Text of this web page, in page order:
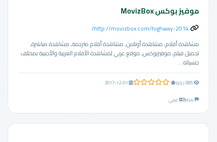
موفيز بوكس MovizBox
http://movizbox.com/highway-2014/
مشاهدة أفلام, مشاهدة أونلاين, مشاهدة أفلام مترجمة, مشاهدة مباشرة,
تحميل فيلم, موفيزبوكس, موقع عربي لمشاهدة الأفلام العربية والأجنبية بمختلف
جنسياته ...
0.0 من 5 نجوم
مصر
عربي